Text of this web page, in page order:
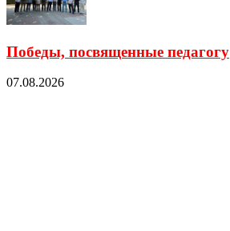
Победы, посвященные педагогу
07.08.2026